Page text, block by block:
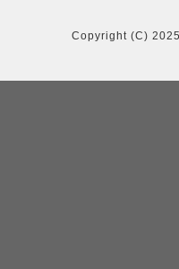
Copyright (C)